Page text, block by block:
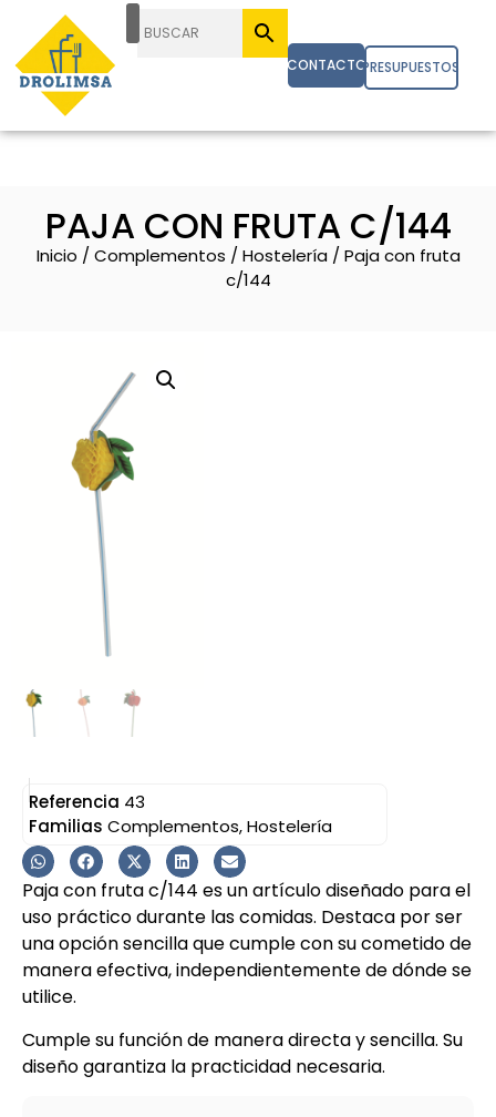
CONTACTOPRESUPUESTOS
PAJA CON FRUTA C/144
Inicio / Complementos / Hostelería/ Paja con fruta
c/144
Referencia 43
Familias Complementos,Hostelería
Paja con fruta c/144 es un artículo diseñado para el
uso práctico durante las comidas. Destaca por ser
una opción sencilla que cumple con su cometido de
manera efectiva, independientemente de dónde se
utilice.
Cumple su función de manera directa y sencilla. Su
diseño garantiza la practicidad necesaria.